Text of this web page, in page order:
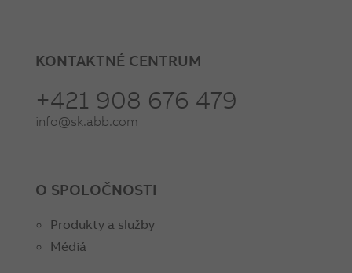
KONTAKTNÉ CENTRUM
+421 908 676 479
info@sk.abb.com
O SPOLOČNOSTI
Produkty a služby
Médiá